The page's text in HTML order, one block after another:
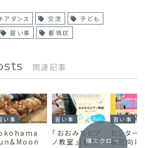
アダンス 交流
子ども
習い事 都筑区
関連記事
い事 習い事
「おおみちピア
ノ教室」|都筑
習い事
センター
歳児向け
横スクロー